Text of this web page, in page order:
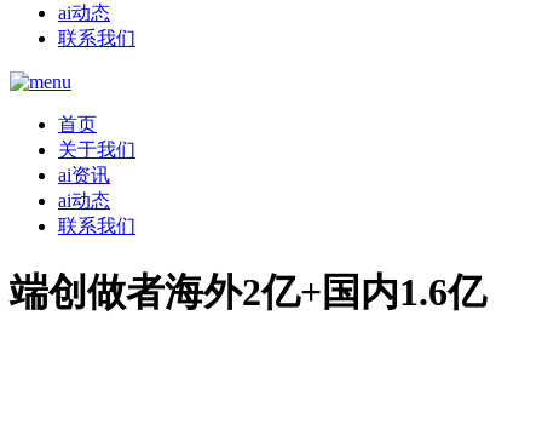
ai动态
联系我们
首页
关于我们
ai资讯
ai动态
联系我们
端创做者海外2亿+国内1.6亿